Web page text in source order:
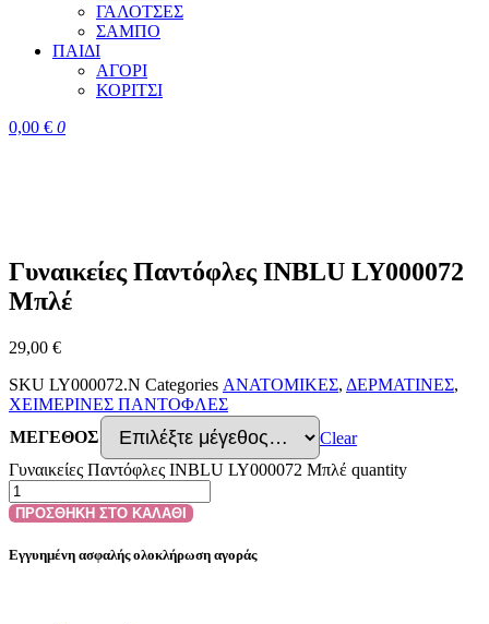
ΓΑΛΟΤΣΕΣ
ΣΑΜΠΟ
ΠΑΙΔΙ
ΑΓΟΡΙ
ΚΟΡΙΤΣΙ
0,00 € 0
Γυναικείες Παντόφλες INBLU LY000072
Μπλέ
29,00 €
SKU LY000072.N Categories ΑΝΑΤΟΜΙΚΕΣ, ΔΕΡΜΑΤΙΝΕΣ,
ΧΕΙΜΕΡΙΝΕΣ ΠΑΝΤΟΦΛΕΣ
ΜΕΓΕΘΟΣ
Clear
Γυναικείες Παντόφλες INBLU LY000072 Μπλέ quantity
ΠΡΟΣΘΗΚΗ ΣΤΟ ΚΑΛΑΘΙ
Εγγυημένη ασφαλής ολοκλήρωση αγοράς